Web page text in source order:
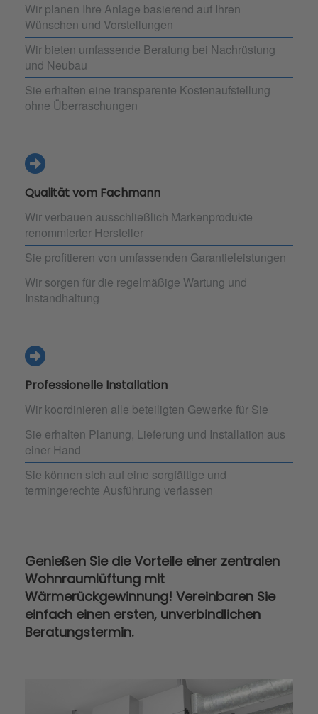
Wir planen Ihre Anlage basierend auf Ihren
Wünschen und Vorstellungen
Wir bieten umfassende Beratung bei Nachrüstung
und Neubau
Sie erhalten eine transparente Kostenaufstellung
ohne Überraschungen
Qualität vom Fachmann
Wir verbauen ausschließlich Markenprodukte
renommierter Hersteller
Sie profitieren von umfassenden Garantieleistungen
Wir sorgen für die regelmäßige Wartung und
Instandhaltung
Professionelle Installation
Wir koordinieren alle beteiligten Gewerke für Sie
Sie erhalten Planung, Lieferung und Installation aus
einer Hand
Sie können sich auf eine sorgfältige und
termingerechte Ausführung verlassen
Genießen Sie die Vorteile einer zentralen
Wohnraumlüftung mit
Wärmerückgewinnung! Vereinbaren Sie
einfach einen ersten, unverbindlichen
Beratungstermin.